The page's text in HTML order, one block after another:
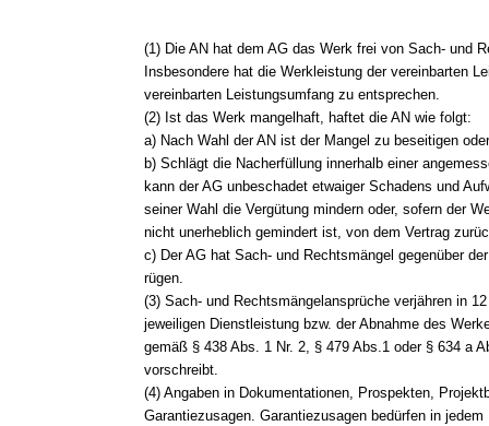
(1) Die AN hat dem AG das Werk frei von Sach- und
Insbesondere hat die Werkleistung der vereinbarten
vereinbarten Leistungsumfang zu entsprechen.
(2) Ist das Werk mangelhaft, haftet die AN wie folgt:
a) Nach Wahl der AN ist der Mangel zu beseitigen
b) Schlägt die Nacherfüllung innerhalb einer
kann der AG unbeschadet etwaiger Schadens und
seiner Wahl die Vergütung mindern oder, sofern der
nicht unerheblich gemindert ist, von dem Vertrag
c) Der AG hat Sach- und Rechtsmängel gegenüber
rügen.
(3) Sach- und Rechtsmängelansprüche verjähren in
jeweiligen Dienstleistung bzw. der Abnahme des
gemäß § 438 Abs. 1 Nr. 2, § 479 Abs.1 oder § 634 a
vorschreibt.
(4) Angaben in Dokumentationen, Prospekten,
Garantiezusagen. Garantiezusagen bedürfen in